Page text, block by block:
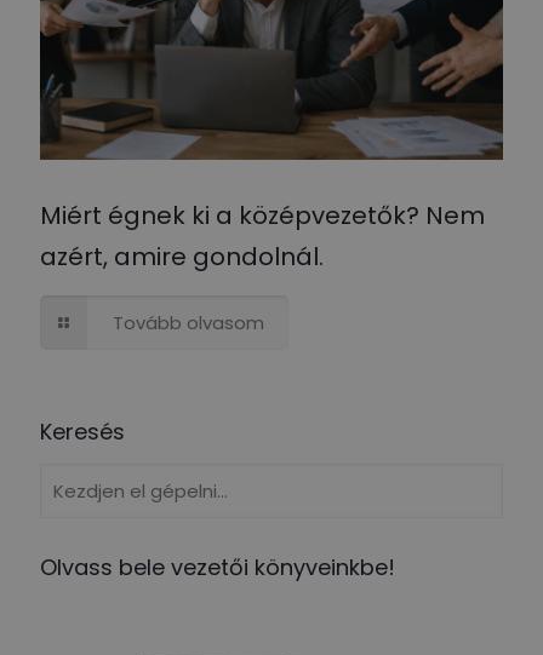
Miért égnek ki a középvezetők? Nem
azért, amire gondolnál.
Tovább olvasom
Keresés
Olvass bele vezetői könyveinkbe!